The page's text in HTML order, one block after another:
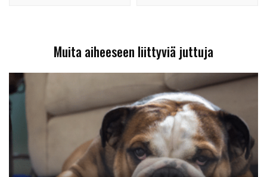
Muita aiheeseen liittyviä juttuja